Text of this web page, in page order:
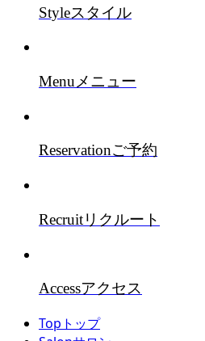
Styleスタイル
Menu メニュー
Reservationご予約
Recruitリクルート
Accessアクセス
Top トップ